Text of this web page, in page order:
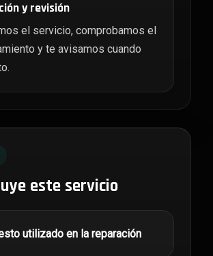
y revisión
el servicio, comprobamos el
y te avisamos cuando
este servicio
utilizado en la reparación